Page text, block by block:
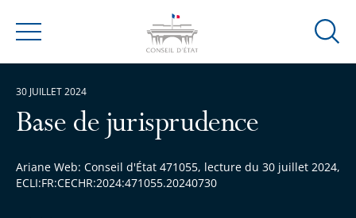
Menu
Ouvrir
Base de jurisprudence
Ariane Web: Conseil d'État 471055, lecture du 30 juillet 2024,
ECLI:FR:CECHR:2024:471055.20240730
30 JUILLET 2024